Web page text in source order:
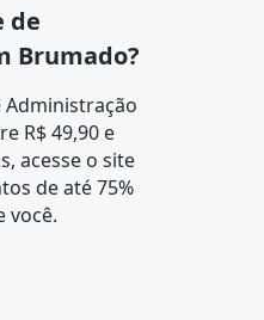
de
Brumado?
Administração
R$ 49,90 e
acesse o site
de até 75%
você.